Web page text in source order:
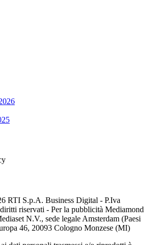
RTI S.p.A. Business Digital - P.Iva
riservati - Per la pubblicità Mediamond
N.V., sede legale Amsterdam (Paesi
46, 20093 Cologno Monzese (MI)